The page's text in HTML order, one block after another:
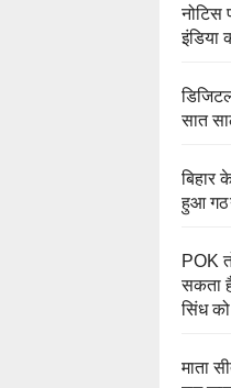
नोटिस
इंडिया
सात
बिहार
हुआ
POK
सकता
सिंध
माता